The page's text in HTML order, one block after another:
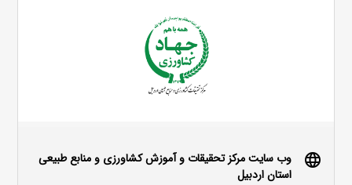
language
وب سایت مرکز تحقیقات و آموزش کشاورزی و منابع طبیعی
استان اردبیل